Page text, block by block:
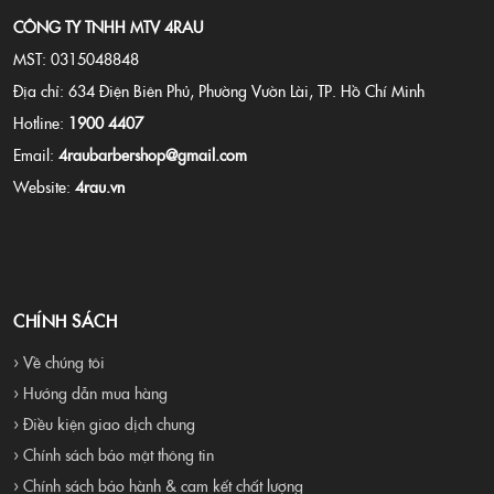
CÔNG TY TNHH MTV 4RAU
MST: 0315048848
Địa chỉ: 634 Điện Biên Phủ, Phường Vườn Lài, TP. Hồ Chí Minh
Hotline: 1900 4407
Email: 4raubarbershop@gmail.com
Website: 4rau.vn
CHÍNH SÁCH
› Về chúng tôi
› Hướng dẫn mua hàng
› Điều kiện giao dịch chung
› Chính sách bảo mật thông tin
› Chính sách bảo hành & cam kết chất lượng